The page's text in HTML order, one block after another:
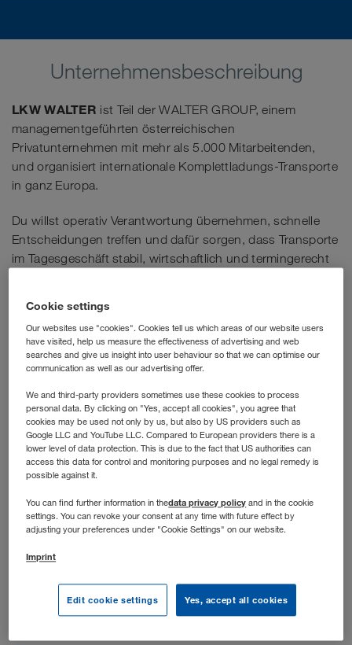
Unternehmensbeschreibung
LKW WALTER ist Teil der WALTER GROUP, einem
managementgeführten österreichischen
Privatunternehmen mit mehr als 5.000 Mitarbeitenden,
und organisiert internationale Komplettladungs-Transporte
in ganz Europa.
Du willst operativ Verantwortung übernehmen, schnelle
Entscheidungen treffen und dafür sorgen, dass Transporte
im Tagesgeschäft stabil, wirtschaftlich und termingerecht
Grobplanung und hältst die Abläufe auch dann auf Kurs,
wenn’s dynamisch wird.
Stellenbeschreibung
Deine Aufgaben
Cookie settings
Our websites use "cookies". Cookies tell us which areas of our website users
have visited, help us measure the effectiveness of advertising and web
searches and give us insight into user behaviour so that we can optimise our
communication as well as our advertising offer.
We and third-party providers sometimes use these cookies to process
personal data. By clicking on "Yes, accept all cookies", you agree that
cookies may be used not only by us, but also by US providers such as
Google LLC and YouTube LLC. Compared to European providers there is a
lower level of data protection. This is due to the fact that US authorities can
access this data for control and monitoring purposes and no legal remedy is
possible against it.
You can find further information in thedata privacy policy and in the cookie
settings. You can revoke your consent at any time with future effect by
adjusting your preferences under "Cookie Settings" on our website.
Imprint
Edit cookie settings Yes, accept all cookies